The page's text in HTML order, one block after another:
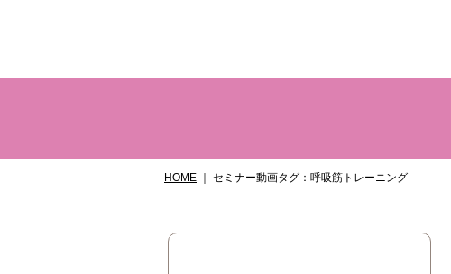
HOME セミナー動画タグ：呼吸筋トレーニング